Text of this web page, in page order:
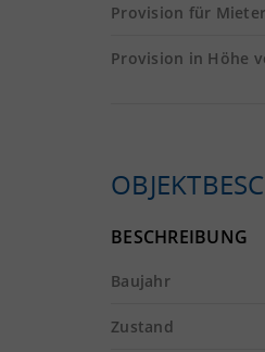
Provision für Mieter
Provision in Höhe
BESCHREIBUNG
Baujahr
Zustand